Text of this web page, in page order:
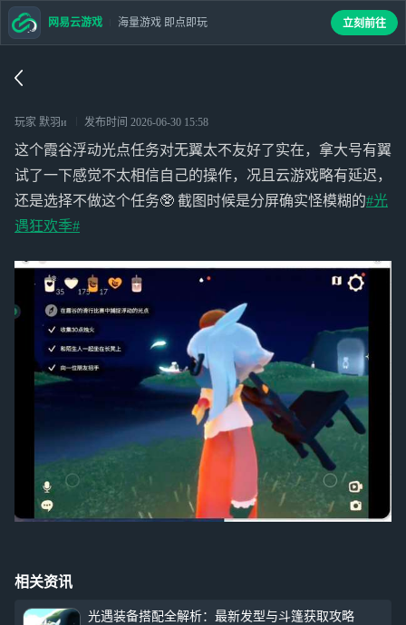
玩家 默羽и 发布时间 2026-06-30 15:58
这个霞谷浮动光点任务对无翼太不友好了实在，拿大号有翼
试了一下感觉不太相信自己的操作，况且云游戏略有延迟，
还是选择不做这个任务🥸 截图时候是分屏确实怪模糊的#光
遇狂欢季#
相关资讯
光遇装备搭配全解析：最新发型与斗篷获取攻略
网易云游戏 海量游戏 即点即玩 立刻前往